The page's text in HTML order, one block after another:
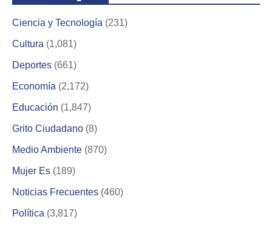
Ciencia y Tecnología (231)
Cultura (1,081)
Deportes (661)
Economía (2,172)
Educación (1,847)
Grito Ciudadano (8)
Medio Ambiente (870)
Mujer Es (189)
Noticias Frecuentes (460)
Política (3,817)